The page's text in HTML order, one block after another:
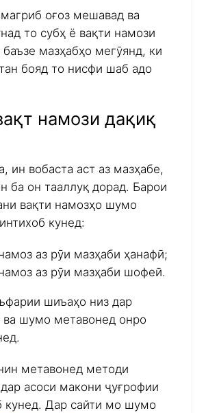
оғоз мешавад ва
то субҳ ё вақти намози
мазҳабҳо мегӯянд, ки
бояд то нисфи шаб адо
намози дақиқ
ин вобаста аст аз мазҳабе,
ба он тааллуқ дорад. Барои
вақти намозҳо шумо
кунед:
аз рӯи мазҳаби ҳанафӣ;
аз рӯи мазҳаби шофеӣ.
шиъаҳо низ дар
ва шумо метавонед онро
метавонед методи
асоси макони ҷуғрофии
кунед. Дар сайти мо шумо